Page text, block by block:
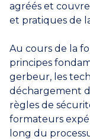
agréés et
et pratiques de
Au cours de la
principes
gerbeur, les
déchargement
règles de
formateurs
long du